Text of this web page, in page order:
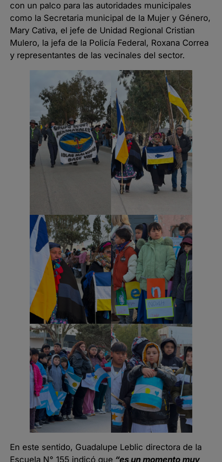
con un palco para las autoridades municipales
como la Secretaria municipal de la Mujer y Género,
Mary Cativa, el jefe de Unidad Regional Cristian
Mulero, la jefa de la Policía Federal, Roxana Correa
y representantes de las vecinales del sector.
En este sentido, Guadalupe Leblic directora de la
Escuela N° 155 indicó que “es un momento muy